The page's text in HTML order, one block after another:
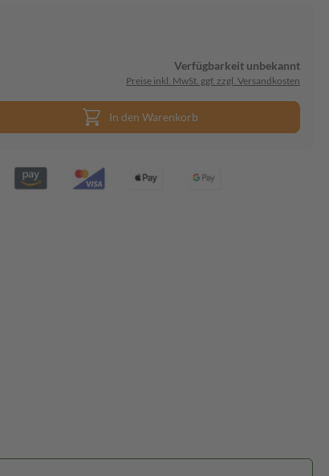
Verfügbarkeit unbekannt
Preise inkl. MwSt. ggf. zzgl. Versandkosten
In den Warenkorb